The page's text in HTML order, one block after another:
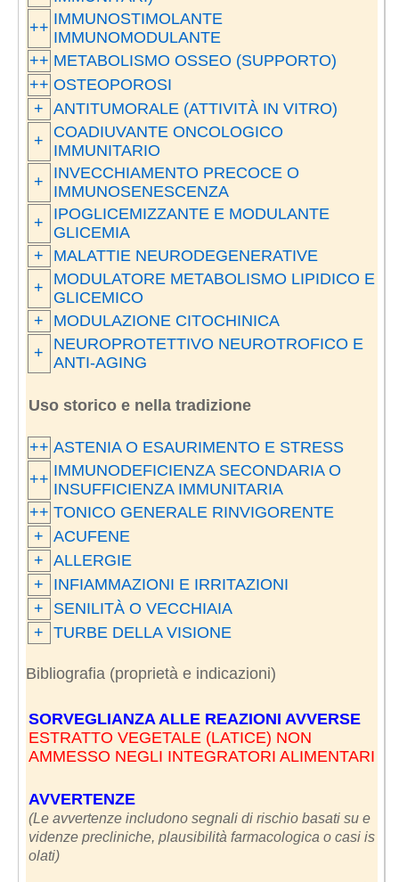
++ IMMUNOSTIMOLANTE
IMMUNOMODULANTE
++ METABOLISMO OSSEO (SUPPORTO)
++ OSTEOPOROSI
+ ANTITUMORALE (ATTIVITÀ IN VITRO)
+
COADIUVANTE ONCOLOGICO
IMMUNITARIO
+
INVECCHIAMENTO PRECOCE O
IMMUNOSENESCENZA
+
IPOGLICEMIZZANTE E MODULANTE
GLICEMIA
+
MALATTIE NEURODEGENERATIVE
+
MODULATORE METABOLISMO LIPIDICO E
GLICEMICO
+
MODULAZIONE CITOCHINICA
+
NEUROPROTETTIVO NEUROTROFICO E
ANTI-AGING
Uso storico e nella tradizione
++ ASTENIA O ESAURIMENTO E STRESS
++ IMMUNODEFICIENZA SECONDARIA O
INSUFFICIENZA IMMUNITARIA
++ TONICO GENERALE RINVIGORENTE
+ ACUFENE
+ ALLERGIE
+
INFIAMMAZIONI E IRRITAZIONI
+
SENILITÀ O VECCHIAIA
+ TURBE DELLA VISIONE
Bibliografia (proprietà e indicazioni)
SORVEGLIANZA ALLE REAZIONI AVVERSE
ESTRATTO VEGETALE (LATICE) NON
AMMESSO NEGLI INTEGRATORI ALIMENTARI
AVVERTENZE
(Le avvertenze includono segnali di rischio basati su e
videnze precliniche, plausibilità farmacologica o casi is
olati)